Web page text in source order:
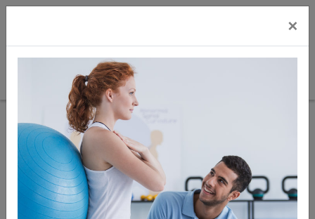
×
Ausstattung
Zur
Übersicht
Artikel
zurück